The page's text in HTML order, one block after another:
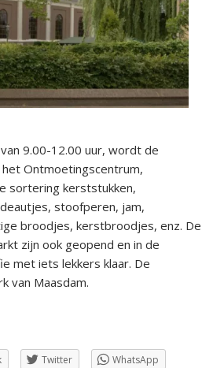
9.00-12.00 uur, wordt de
Ontmoetingscentrum,
sortering kerststukken,
stoofperen, jam,
broodjes, kerstbroodjes, enz. De
zijn ook geopend en in de
met iets lekkers klaar. De
van Maasdam.
Twitter WhatsApp